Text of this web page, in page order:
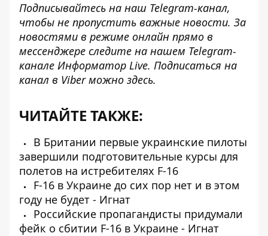
Подписывайтесь на наш Telegram-канал,
чтобы не пропустить важные новости. За
новостями в режиме онлайн прямо в
мессенджере следите на нашем Telegram-
канале Информатор Live. Подписаться на
канал в Viber можно здесь.
ЧИТАЙТЕ ТАКЖЕ:
В Британии первые украинские пилоты
завершили подготовительные курсы для
полетов на истребителях F-16
F-16 в Украине до сих пор нет и в этом
году не будет - Игнат
Российские пропагандисты придумали
фейк о сбитии F-16 в Украине - Игнат